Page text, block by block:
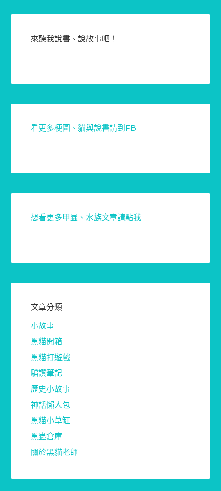
來聽我說書、說故事吧！
看更多梗圖、貓與說書請到FB
想看更多甲蟲、水族文章請點我
文章分類
小故事
黑貓開箱
黑貓打遊戲
騙讚筆記
歷史小故事
神話懶人包
黑貓小草缸
黑蟲倉庫
關於黑貓老師